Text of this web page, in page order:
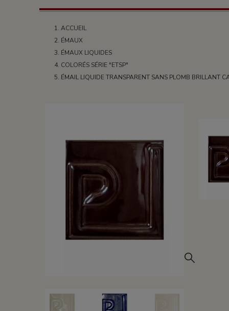
ACCUEIL
ÉMAUX
ÉMAUX LIQUIDES
COLORÉS SÉRIE "ETSP"
ÉMAIL LIQUIDE TRANSPARENT SANS PLOMB BRILLANT